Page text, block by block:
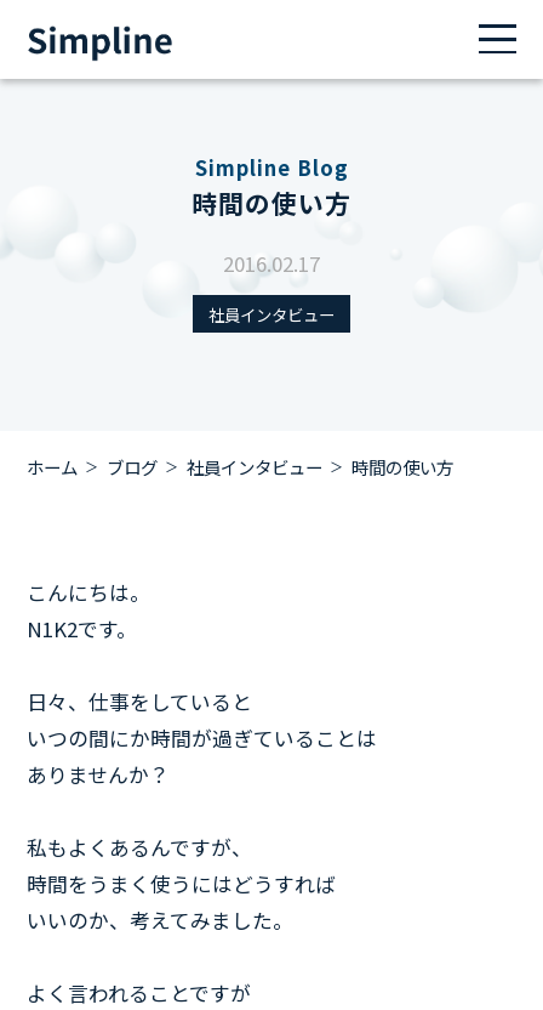
Simpline Blog
時間の使い方
2016.02.17
社員インタビュー
ホーム ブログ 社員インタビュー 時間の使い方
こんにちは。
N1K2です。
日々、仕事をしていると
いつの間にか時間が過ぎていることは
ありませんか？
私もよくあるんですが、
時間をうまく使うにはどうすれば
いいのか、考えてみました。
よく言われることですが